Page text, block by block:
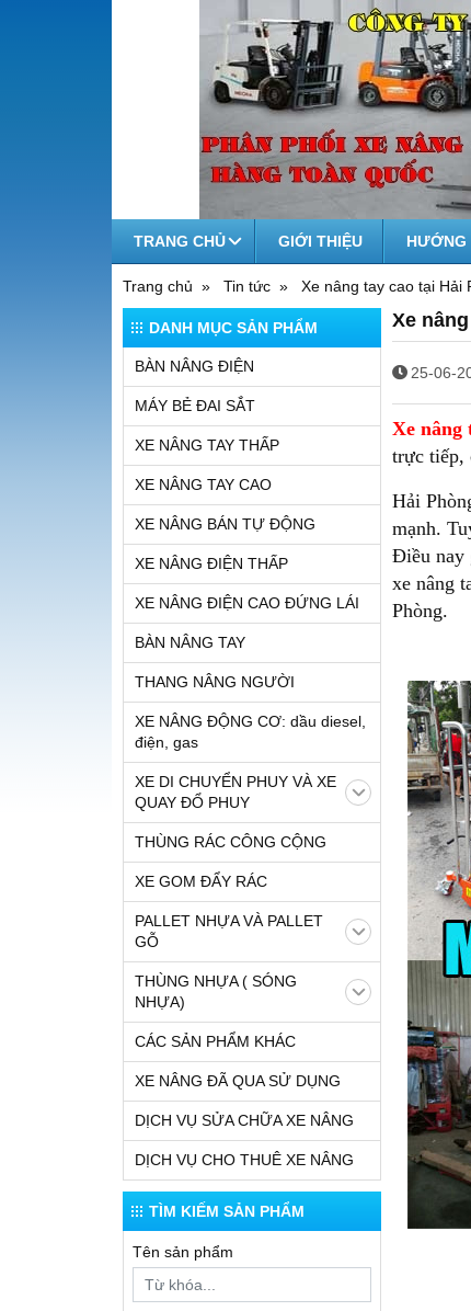
TRANG CHỦ GIỚI THIỆU HƯỚNG
Trang chủ Tin tức Xe nâng tay cao tại Hải
DANH MỤC SẢN PHẨM
BÀN NÂNG ĐIỆN
MÁY BẺ ĐAI SẮT
XE NÂNG TAY THẤP
XE NÂNG TAY CAO
XE NÂNG BÁN TỰ ĐỘNG
XE NÂNG ĐIỆN THẤP
XE NÂNG ĐIỆN CAO ĐỨNG LÁI
BÀN NÂNG TAY
THANG NÂNG NGƯỜI
XE NÂNG ĐỘNG CƠ: dầu diesel,
điện, gas
XE DI CHUYỂN PHUY VÀ XE
QUAY ĐỔ PHUY
THÙNG RÁC CÔNG CỘNG
XE GOM ĐẨY RÁC
PALLET NHỰA VÀ PALLET
GỖ
THÙNG NHỰA ( SÓNG
NHỰA)
CÁC SẢN PHẨM KHÁC
XE NÂNG ĐÃ QUA SỬ DỤNG
DỊCH VỤ SỬA CHỮA XE NÂNG
DỊCH VỤ CHO THUÊ XE NÂNG
TÌM KIẾM SẢN PHẨM
Tên sản phẩm
Xe
25-06-
Xe nâng
trực tiếp,
Hải
mạnh.
Điều nay
xe nâng
Phòng.